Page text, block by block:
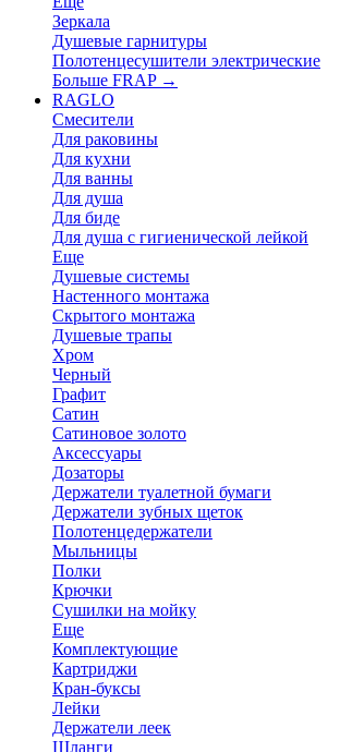
Зеркала
Душевые гарнитуры
Полотенцесушители электрические
Больше FRAP →
RAGLO
Смесители
Для раковины
Для кухни
Для ванны
Для душа
Для биде
Для душа с гигиенической лейкой
Еще
Душевые системы
Настенного монтажа
Скрытого монтажа
Душевые трапы
Хром
Черный
Графит
Сатин
Сатиновое золото
Аксессуары
Дозаторы
Держатели туалетной бумаги
Держатели зубных щеток
Полотенцедержатели
Мыльницы
Полки
Крючки
Сушилки на мойку
Еще
Комплектующие
Картриджи
Кран-буксы
Лейки
Держатели леек
Шланги